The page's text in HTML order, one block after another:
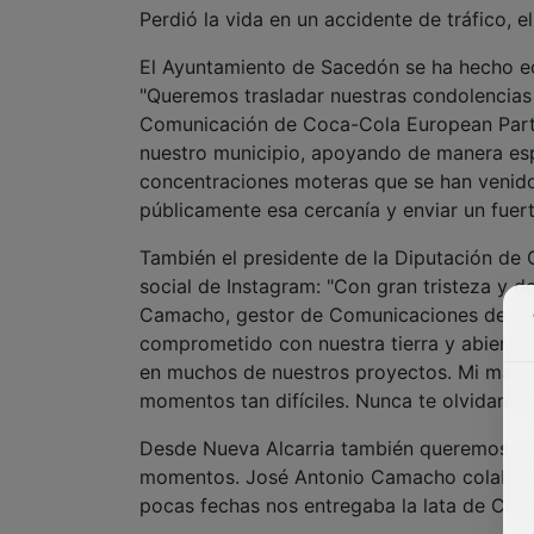
Perdió la vida en un accidente de tráfico,
El Ayuntamiento de Sacedón se ha hecho
"Queremos trasladar nuestras
Comunicación de Coca-Cola European
nuestro municipio, apoyando de manera
concentraciones moteras que se han
públicamente esa cercanía y enviar un
También el presidente de la Diputación
social de Instagram: "Con gran tristeza y
Camacho, gestor de Comunicaciones de
comprometido con nuestra tierra y abierto
en muchos de nuestros proyectos. Mi más
momentos tan difíciles. Nunca te
Desde Nueva Alcarria también queremos
momentos. José Antonio Camacho
pocas fechas nos entregaba la lata de